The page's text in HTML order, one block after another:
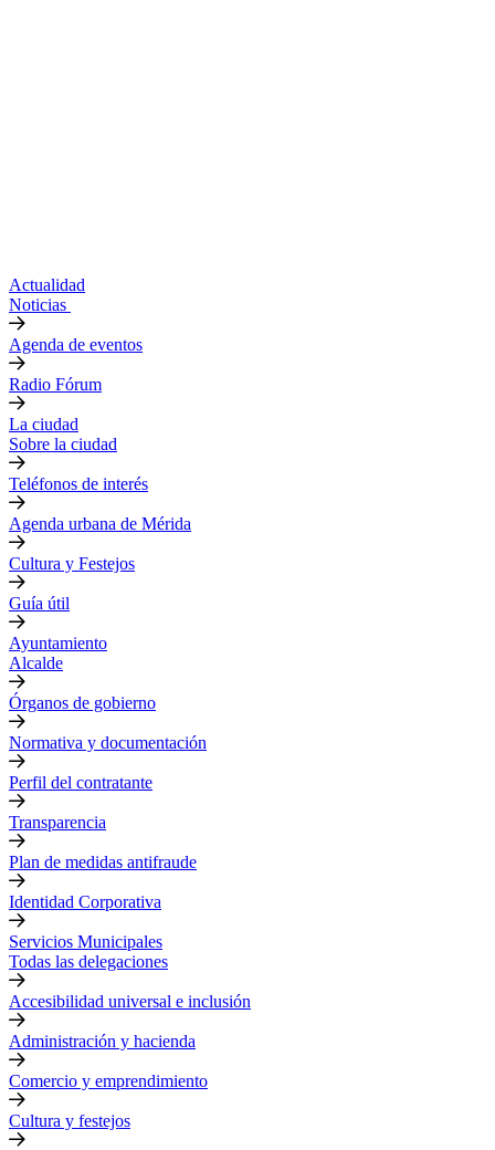
Actualidad
Noticias
Agenda de eventos
Radio Fórum
La ciudad
Sobre la ciudad
Teléfonos de interés
Agenda urbana de Mérida
Cultura y Festejos
Guía útil
Ayuntamiento
Alcalde
Órganos de gobierno
Normativa y documentación
Perfil del contratante
Transparencia
Plan de medidas antifraude
Identidad Corporativa
Servicios Municipales
Todas las delegaciones
Accesibilidad universal e inclusión
Administración y hacienda
Comercio y emprendimiento
Cultura y festejos